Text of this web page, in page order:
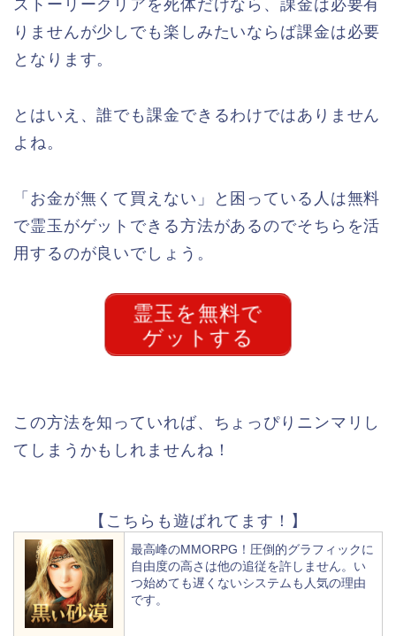
ストーリークリアを死体だけなら、課金は必要有
りませんが少しでも楽しみたいならば課金は必要
となります。
とはいえ、誰でも課金できるわけではありません
よね。
「お金が無くて買えない」と困っている人は無料
で霊玉がゲットできる方法があるのでそちらを活
用するのが良いでしょう。
霊玉を無料で
ゲットする
この方法を知っていれば、ちょっぴりニンマリし
てしまうかもしれませんね！
【こちらも遊ばれてます！】
最高峰のMMORPG！圧倒的グラフィックに
自由度の高さは他の追従を許しません。い
つ始めても遅くないシステムも人気の理由
です。